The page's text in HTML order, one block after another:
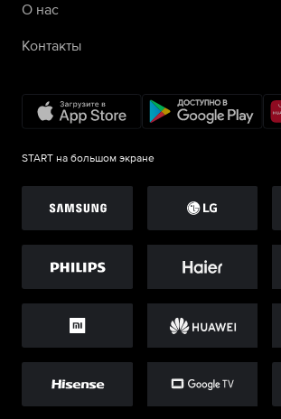
О нас
Контакты
START на большом экране